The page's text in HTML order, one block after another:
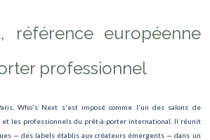
Hockney
marathon
Valentin
référence européenne
professionnel
Who's Next s'est imposé comme l'un des salons de
et les professionnels du prêt-à-porter international. Il réunit
— des labels établis aux créateurs émergents — dans un